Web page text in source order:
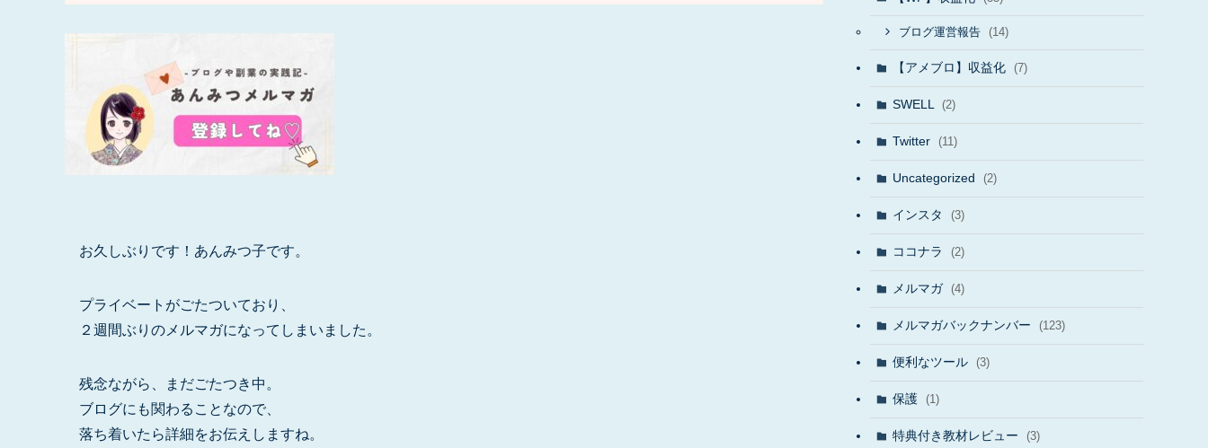
お久しぶりです！あんみつ子です。
プライベートがごたついており、
２週間ぶりのメルマガになってしまいました。
残念ながら、まだごたつき中。
ブログにも関わることなので、
落ち着いたら詳細をお伝えしますね。
ブログ運営報告 (14)
【アメブロ】収益化 (7)
SWELL (2)
Twitter (11)
Uncategorized (2)
インスタ (3)
ココナラ (2)
メルマガ (4)
メルマガバックナンバー (123)
便利なツール (3)
保護 (1)
特典付き教材レビュー (3)